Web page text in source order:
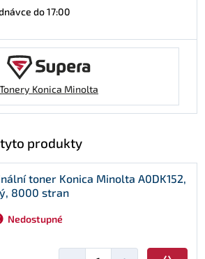
do 17:00
Tonery Konica Minolta
tyto produkty
toner Konica Minolta A0DK152,
8000 stran
Nedostupné